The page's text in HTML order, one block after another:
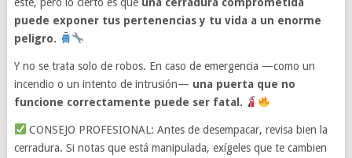
puede exponer tus pertenencias y tu vida a un enorme
peligro.
Y no se trata solo de robos. En caso de emergencia —como un
incendio o un intento de intrusión— una puerta que no
funcione correctamente puede ser fatal.
CONSEJO PROFESIONAL: Antes de desempacar, revisa bien la
cerradura. Si notas que está manipulada, exígeles que te cambien